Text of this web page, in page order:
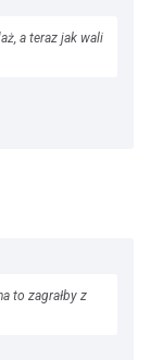
a teraz jak wali
to zagrałby z